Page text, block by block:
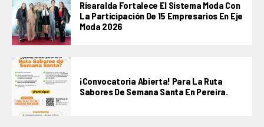
Risaralda Fortalece El Sistema Moda Con
La Participación De 15 Empresarios En Eje
Moda 2026
¡Convocatoria Abierta! Para La Ruta
Sabores De Semana Santa En Pereira.